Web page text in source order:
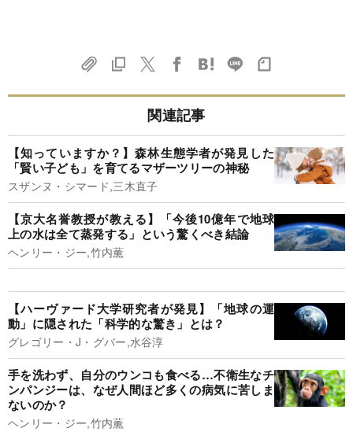
関連記事
【知っていますか？】森林生態学者が発見した
「賢い子ども」を育てるマザーツリーの神秘
スザンヌ・シマード,三木直子
【京大名誉教授が教える】「今後10億年で地球
上の水は全て蒸発する」という驚くべき結論
ヘンリー・ジー,竹内薫
【ハーヴァード大学研究者が発見】「地球の運
動」に隠された「科学的な驚き」とは？
グレゴリー・J・グバー,水谷淳
手を洗わず、自分のウンコも食べる…不衛生なチ
ンパンジーは、なぜ人間ほど多くの病気に苦しま
ないのか？
ヘンリー・ジー,竹内薫